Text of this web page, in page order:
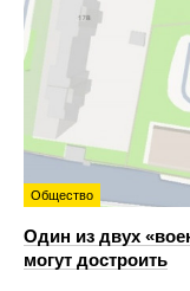
Общество
Один из двух
могут достроить